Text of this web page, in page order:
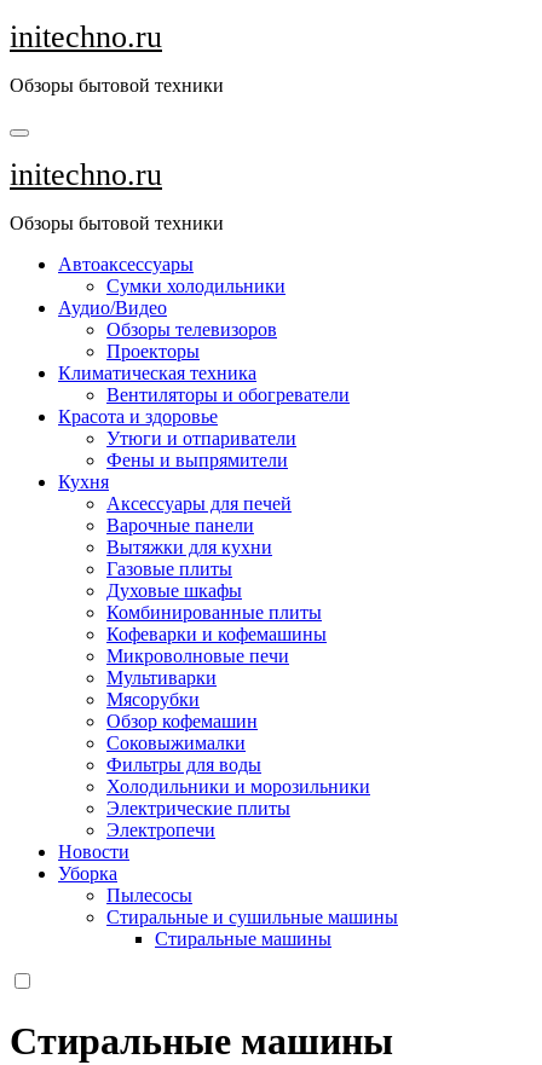
Перейти
к
initechno.ru
Обзоры бытовой техники
initechno.ru
Обзоры бытовой техники
Автоаксессуары
Сумки холодильники
Аудио/Видео
Обзоры телевизоров
Проекторы
Климатическая техника
Вентиляторы и обогреватели
Красота и здоровье
Утюги и отпариватели
Фены и выпрямители
Кухня
Аксессуары для печей
Варочные панели
Вытяжки для кухни
Газовые плиты
Духовые шкафы
Комбинированные плиты
Кофеварки и кофемашины
Микроволновые печи
Мультиварки
Мясорубки
Обзор кофемашин
Соковыжималки
Фильтры для воды
Холодильники и морозильники
Электрические плиты
Электропечи
Новости
Уборка
Пылесосы
Стиральные и сушильные машины
Стиральные машины
Стиральные машины